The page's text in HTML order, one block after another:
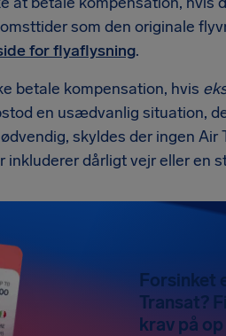
som den originale
for flyaflysning.
betale kompensation, hvis
en usædvanlig situation,
skyldes der ingen
inkluderer dårligt vejr eller en
Forsinket
Transat?
krav på